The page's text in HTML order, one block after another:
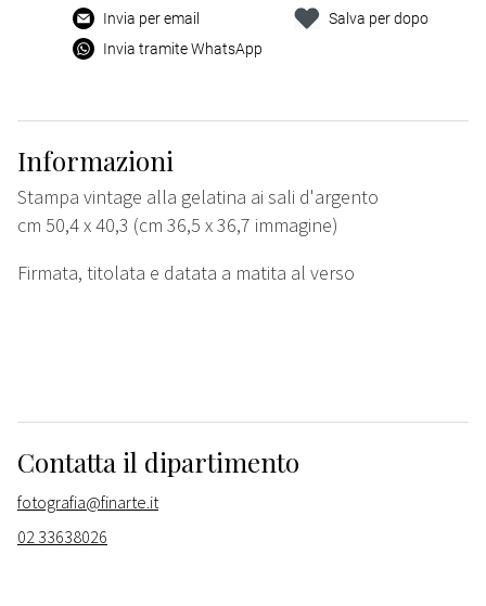
Invia per email
Invia tramite WhatsApp
Salva per dopo
Informazioni
Stampa vintage alla gelatina ai sali d'argento
cm 50,4 x 40,3 (cm 36,5 x 36,7 immagine)
Firmata, titolata e datata a matita al verso
Contatta il dipartimento
fotografia@finarte.it
02 33638026